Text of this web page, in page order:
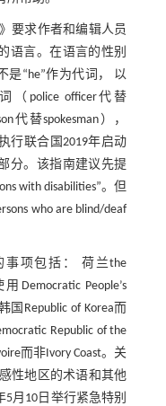
要求作者和编辑人员
语言。在语言的性别
是“he”作为代词， 以
（police officer代替
代替spokesman），
行联合国2019年启动
分。该指南建议先提
with disabilities”。但
who are blind/deaf
项包括： 荷兰the
Democratic People’s
国Republic of Korea而
Republic of the
而非Ivory Coast。关
性地区的术语和其他
月10日举行紧急特别